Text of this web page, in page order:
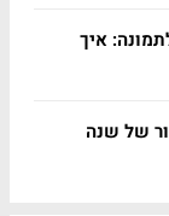
איך
של שנה